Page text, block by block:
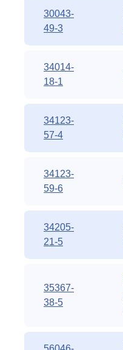
30043-
49-3
34014-
18-1
34123-
57-4
34123-
59-6
34205-
21-5
35367-
38-5